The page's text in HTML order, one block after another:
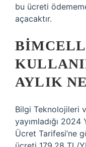
bu ücreti
açacaktır.
AYLIK
Bilgi Teknolojileri
yayımladığı
Ücret Tarifesi’ne